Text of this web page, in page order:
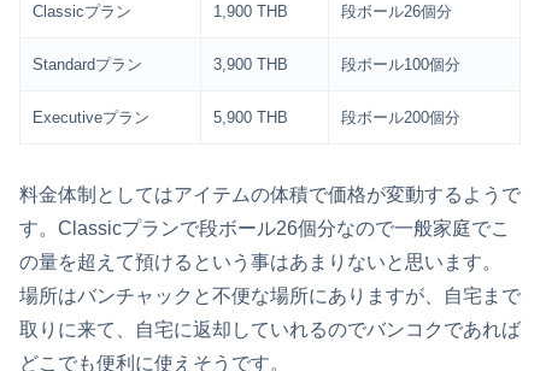
Classicプラン 1,900 THB 段ボール26個分
Standardプラン 3,900 THB 段ボール100個分
Executiveプラン 5,900 THB 段ボール200個分
料金体制としてはアイテムの体積で価格が変動するようで
す。Classicプランで段ボール26個分なので一般家庭でこ
の量を超えて預けるという事はあまりないと思います。
場所はバンチャックと不便な場所にありますが、自宅まで
取りに来て、自宅に返却していれるのでバンコクであれば
どこでも便利に使えそうです。